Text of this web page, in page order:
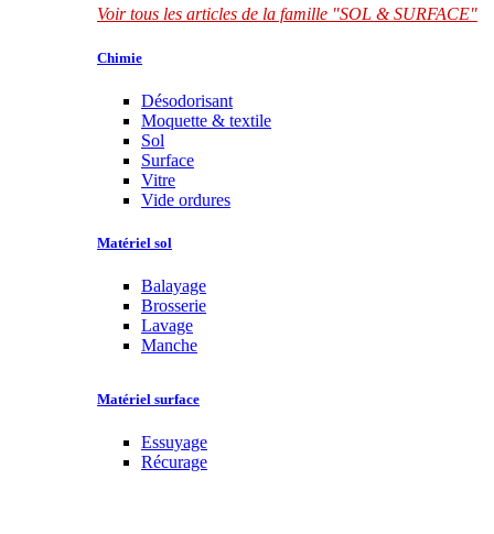
Voir tous les articles de la famille "SOL & SURFACE"
Chimie
Désodorisant
Moquette & textile
Sol
Surface
Vitre
Vide ordures
Matériel sol
Balayage
Brosserie
Lavage
Manche
Matériel surface
Essuyage
Récurage